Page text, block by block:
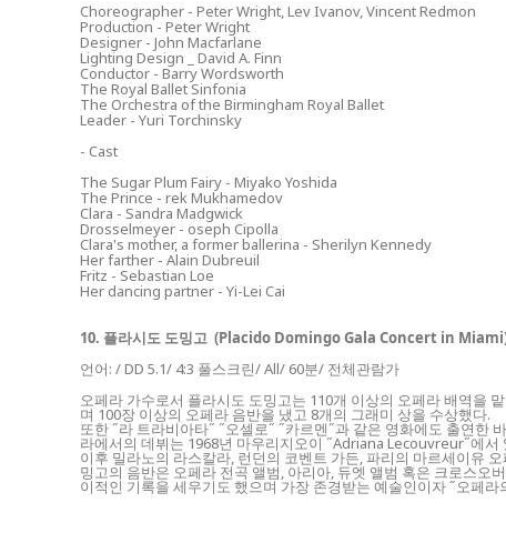
Choreographer - Peter Wright, Lev Ivanov, Vincent Redmon
Production - Peter Wright
Designer - John Macfarlane
Lighting Design _ David A. Finn
Conductor - Barry Wordsworth
The Royal Ballet Sinfonia
The Orchestra of the Birmingham Royal Ballet
Leader - Yuri Torchinsky
- Cast
The Sugar Plum Fairy - Miyako Yoshida
The Prince - rek Mukhamedov
Clara - Sandra Madgwick
Drosselmeyer - oseph Cipolla
Clara's mother, a former ballerina - Sherilyn Kennedy
Her farther - Alain Dubreuil
Fritz - Sebastian Loe
Her dancing partner - Yi-Lei Cai
10. 플라시도 도밍고 (Placido Domingo Gala Concert in
언어: / DD 5.1/ 4:3 풀스크린/ All/ 60분/ 전체관람가
오페라 가수로서 플라시도 도밍고는 110개 이상의 오페라 배역을
며 100장 이상의 오페라 음반을 냈고 8개의 그래미 상을 수상했다.
또한 ˝라 트라비아타˝ ˝오셀로˝ ˝카르멘˝과 같은 영화에도 출연
라에서의 데뷔는 1968년 마우리지오이 ˝Adriana Lecouvreur˝에서
이후 밀라노의 라스칼라, 런던의 코벤트 가든, 파리의 마르세이유
밍고의 음반은 오페라 전곡 앨범, 아리아, 듀엣 앨범 혹은 크로스오
이적인 기록을 세우기도 했으며 가장 존경받는 예술인이자 ˝오페라